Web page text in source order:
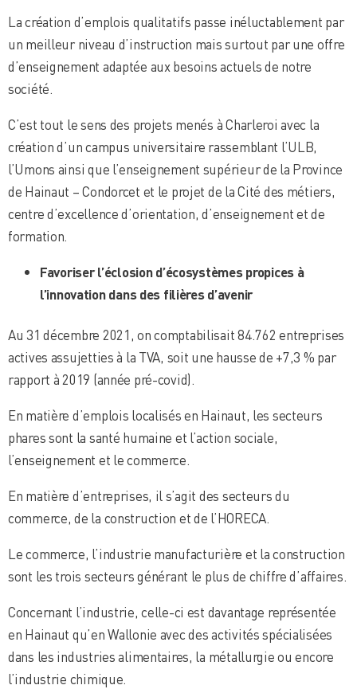
La création d’emplois qualitatifs passe inéluctablement par
un meilleur niveau d’instruction mais surtout par une offre
d’enseignement adaptée aux besoins actuels de notre
société.
C’est tout le sens des projets menés à Charleroi avec la
création d’un campus universitaire rassemblant l’ULB,
l’Umons ainsi que l’enseignement supérieur de la Province
de Hainaut – Condorcet et le projet de la Cité des métiers,
centre d’excellence d’orientation, d’enseignement et de
formation.
Favoriser l’éclosion d’écosystèmes propices à
l’innovation dans des filières d’avenir
Au 31 décembre 2021, on comptabilisait 84.762 entreprises
actives assujetties à la TVA, soit une hausse de +7,3 % par
rapport à 2019 (année pré-covid).
En matière d’emplois localisés en Hainaut, les secteurs
phares sont la santé humaine et l’action sociale,
l’enseignement et le commerce.
En matière d’entreprises, il s’agit des secteurs du
commerce, de la construction et de l’HORECA.
Le commerce, l’industrie manufacturière et la construction
sont les trois secteurs générant le plus de chiffre d’affaires.
Concernant l’industrie, celle-ci est davantage représentée
en Hainaut qu’en Wallonie avec des activités spécialisées
dans les industries alimentaires, la métallurgie ou encore
l’industrie chimique.